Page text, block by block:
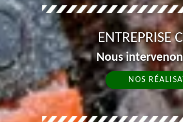
ENTREPRISE
Nous
NOS